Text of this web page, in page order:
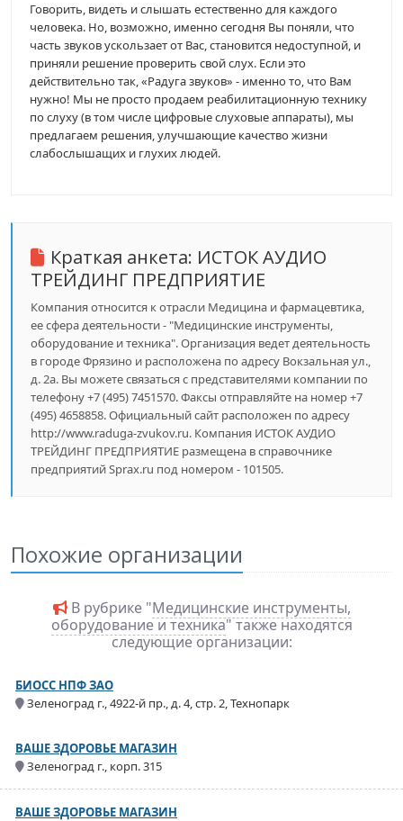
Говорить, видеть и слышать естественно для каждого
человека. Но, возможно, именно сегодня Вы поняли, что
часть звуков ускользает от Вас, становится недоступной, и
приняли решение проверить свой слух. Если это
действительно так, «Радуга звуков» - именно то, что Вам
нужно! Мы не просто продаем реабилитационную технику
по слуху (в том числе цифровые слуховые аппараты), мы
предлагаем решения, улучшающие качество жизни
слабослышащих и глухих людей.
Краткая анкета: ИСТОК АУДИО
ТРЕЙДИНГ ПРЕДПРИЯТИЕ
Компания относится к отрасли Медицина и фармацевтика,
ее сфера деятельности - "Медицинские инструменты,
оборудование и техника". Организация ведет деятельность
в городе Фрязино и расположена по адресу Вокзальная ул.,
д. 2а. Вы можете связаться с представителями компании по
телефону +7 (495) 7451570. Факсы отправляйте на номер +7
(495) 4658858. Официальный сайт расположен по адресу
http://www.raduga-zvukov.ru. Компания ИСТОК АУДИО
ТРЕЙДИНГ ПРЕДПРИЯТИЕ размещена в справочнике
предприятий Sprax.ru под номером - 101505.
Похожие организации
В рубрике "Медицинские инструменты,
оборудование и техника" также находятся
следующие организации:
БИОСС НПФ ЗАО
Зеленоград г., 4922-й пр., д. 4, стр. 2, Технопарк
ВАШЕ ЗДОРОВЬЕ МАГАЗИН
Зеленоград г., корп. 315
ВАШЕ ЗДОРОВЬЕ МАГАЗИН